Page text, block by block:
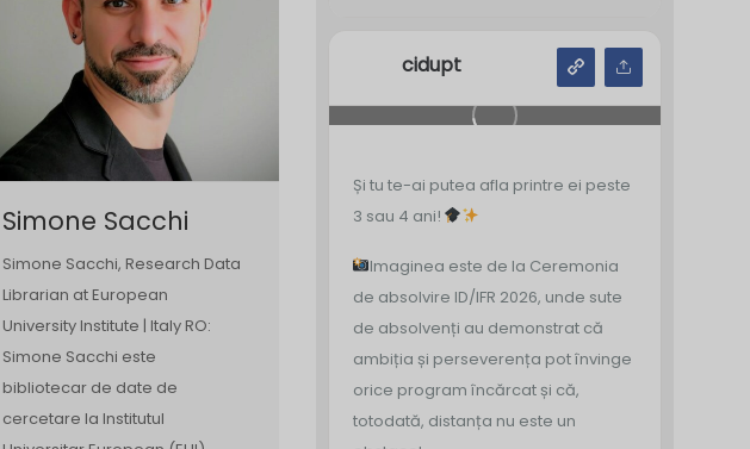
Simone Sacchi
Simone Sacchi, Research Data
Librarian at European
University Institute | Italy RO:
Simone Sacchi este
bibliotecar de date de
cercetare la Institutul
cidupt
Și tu te-ai putea afla printre ei peste
3 sau 4 ani!
Imaginea este de la Ceremonia
de absolvire ID/IFR 2026, unde sute
de absolvenți au demonstrat că
ambiția și perseverența pot învinge
orice program încărcat și că,
totodată, distanța nu este un